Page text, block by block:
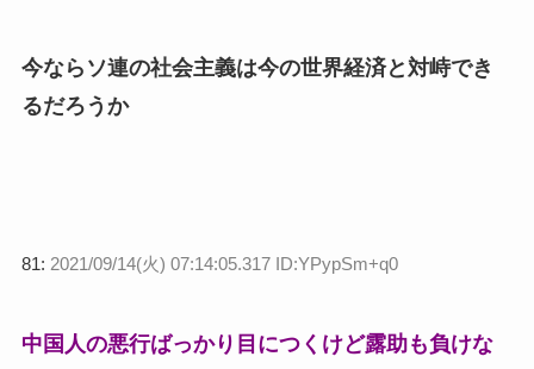
今ならソ連の社会主義は今の世界経済と対峙でき
るだろうか
81: 2021/09/14(火) 07:14:05.317 ID:YPypSm+q0
中国人の悪行ばっかり目につくけど露助も負けな